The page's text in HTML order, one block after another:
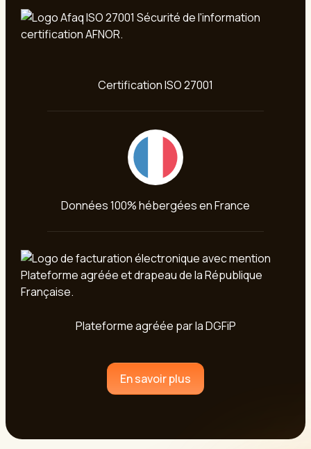
Certification ISO 27001
Données 100% hébergées en France
Plateforme agréée par la DGFiP
En savoir plus